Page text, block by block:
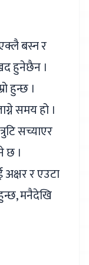
बस्न र
हुनेछैन ।
हुन्छ ।
समय हो ।
सच्याएर
छ ।
र एउटा
मनैदेखि